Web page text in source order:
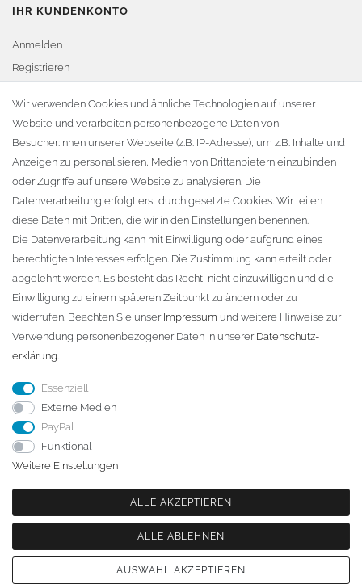
IHR KUNDENKONTO
Anmelden
Registrieren
Warenkorb
Zur Kasse
KONTAKT
Fa. Steffen Jost
Söbrigener Weg 50
D-01796 Pirna
Telefon:+49 (0)3501 507295
info@dach-teufel.de
© Copyright 2026 | Alle Rechte vorbehalten. - | Realisation
Wir verwenden Cookies und ähnliche Technologien auf unserer
Website und verarbeiten personenbezogene Daten von
Besucher:innen unserer Webseite (z.B. IP-Adresse), um z.B. Inhalte und
Anzeigen zu personalisieren, Medien von Drittanbietern einzubinden
oder Zugriffe auf unsere Website zu analysieren. Die
Datenverarbeitung erfolgt erst durch gesetzte Cookies. Wir teilen
diese Daten mit Dritten, die wir in den Einstellungen benennen.
Die Datenverarbeitung kann mit Einwilligung oder aufgrund eines
berechtigten Interesses erfolgen. Die Zustimmung kann erteilt oder
abgelehnt werden. Es besteht das Recht, nicht einzuwilligen und die
Einwilligung zu einem späteren Zeitpunkt zu ändern oder zu
widerrufen. Beachten Sie unser Impressum und weitere Hinweise zur
Verwendung personenbezogener Daten in unserer Daten­schutz­
erklärung.
Essenziell
Externe Medien
PayPal
Funktional
Weitere Einstellungen
ALLE AKZEPTIEREN
ALLE ABLEHNEN
AUSWAHL AKZEPTIEREN